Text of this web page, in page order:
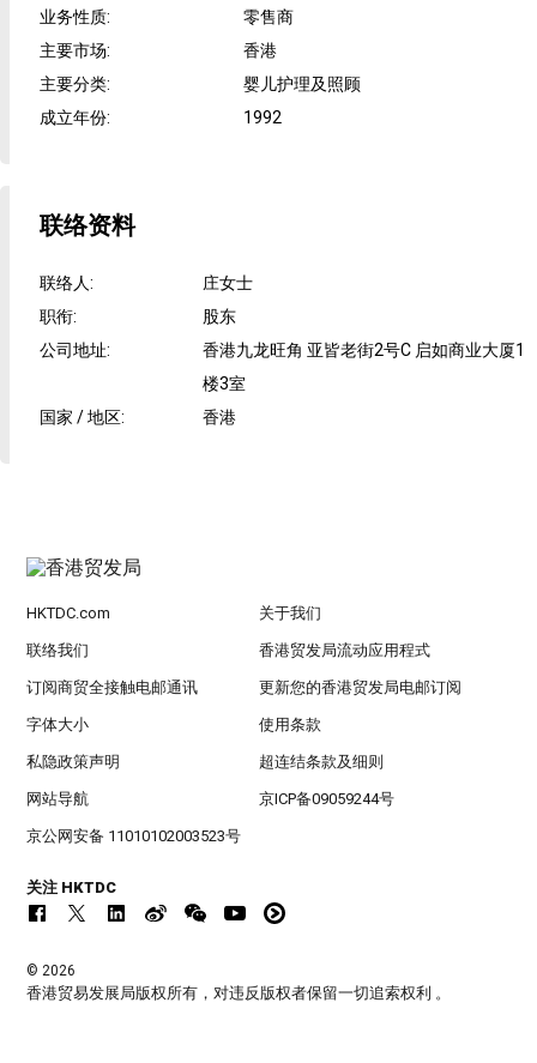
业务性质:
零售商
主要市场:
香港
主要分类:
婴儿护理及照顾
成立年份: 1992
联络资料
联络人:
庄女士
职衔:
股东
公司地址:
香港九龙旺角 亚皆老街2号C 启如商业大厦1
楼3室
国家 / 地区: 香港
HKTDC.com 关于我们
联络我们 香港贸发局流动应用程式
订阅商贸全接触电邮通讯 更新您的香港贸发局电邮订阅
字体大小 使用条款
私隐政策声明 超连结条款及细则
网站导航 京ICP备09059244号
京公网安备 11010102003523号
关注 HKTDC
© 2026
香港贸易发展局版权所有，对违反版权者保留一切追索权利 。